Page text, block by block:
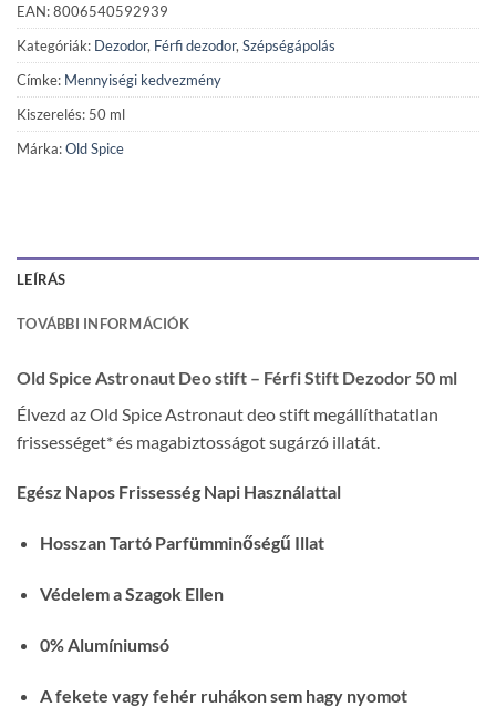
EAN: 8006540592939
Kategóriák: Dezodor, Férfi dezodor, Szépségápolás
Címke: Mennyiségi kedvezmény
Kiszerelés: 50 ml
Márka:Old Spice
LEÍRÁS
TOVÁBBI INFORMÁCIÓK
Old Spice Astronaut Deo stift – Férfi Stift Dezodor 50 ml
Élvezd az Old Spice Astronaut deo stift megállíthatatlan
frissességet* és magabiztosságot sugárzó illatát.
Egész Napos Frissesség Napi Használattal
Hosszan Tartó Parfümminőségű Illat
Védelem a Szagok Ellen
0% Alumíniumsó
A fekete vagy fehér ruhákon sem hagy nyomot